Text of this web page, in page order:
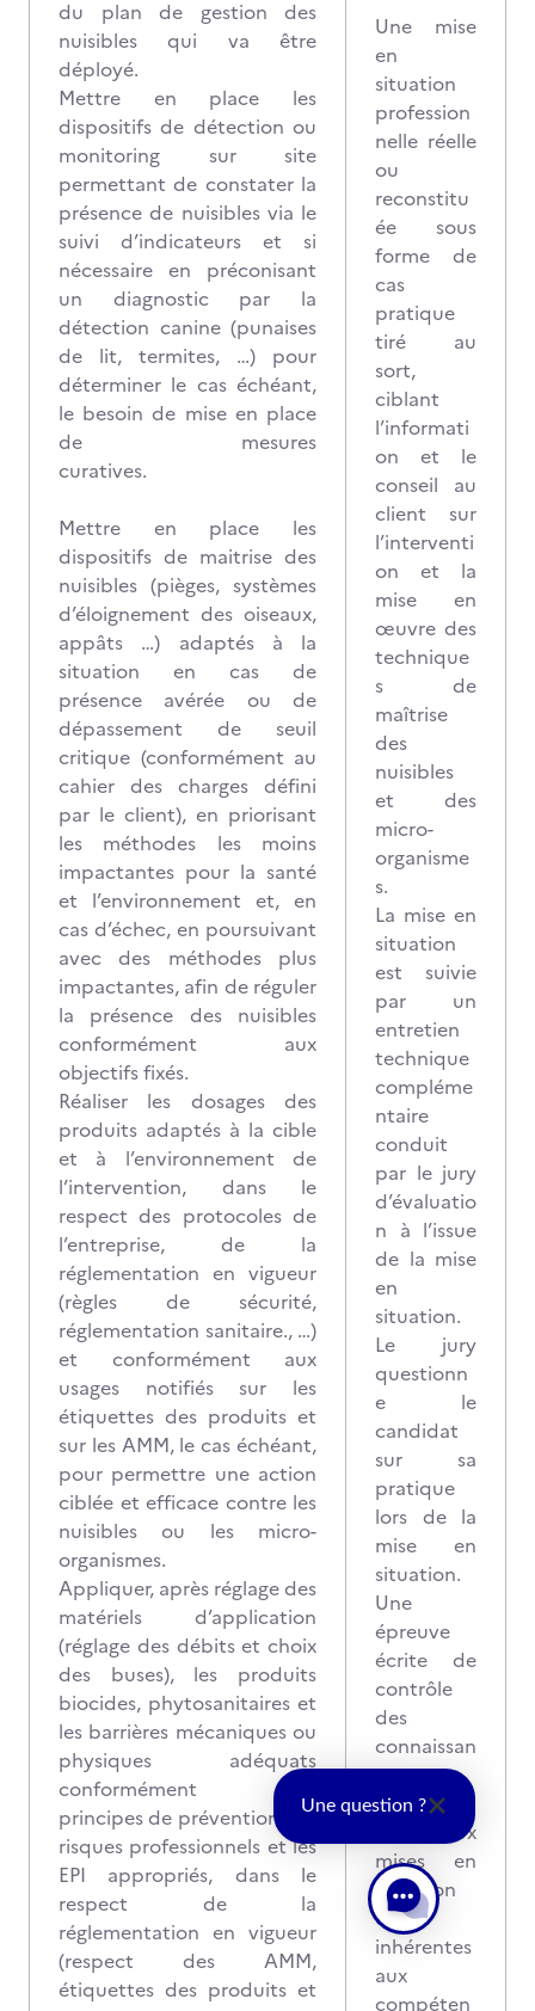
du plan de gestion des
nuisibles qui va être
déployé.
Mettre en place les
dispositifs de détection ou
monitoring sur site
permettant de constater la
présence de nuisibles via le
suivi d’indicateurs et si
nécessaire en préconisant
un diagnostic par la
détection canine (punaises
de lit, termites, …) pour
déterminer le cas échéant,
le besoin de mise en place
de mesures
curatives.
Mettre en place les
dispositifs de maitrise des
nuisibles (pièges, systèmes
d’éloignement des oiseaux,
appâts …) adaptés à la
situation en cas de
présence avérée ou de
dépassement de seuil
critique (conformément au
cahier des charges défini
par le client), en priorisant
les méthodes les moins
impactantes pour la santé
et l’environnement et, en
cas d’échec, en poursuivant
avec des méthodes plus
impactantes, afin de réguler
la présence des nuisibles
conformément aux
objectifs fixés.
Réaliser les dosages des
produits adaptés à la cible
et à l’environnement de
l’intervention, dans le
respect des protocoles de
l’entreprise, de la
réglementation en vigueur
(règles de sécurité,
réglementation sanitaire., …)
et conformément aux
usages notifiés sur les
étiquettes des produits et
sur les AMM, le cas échéant,
pour permettre une action
ciblée et efficace contre les
nuisibles ou les micro-
organismes.
Appliquer, après réglage des
matériels d’application
(réglage des débits et choix
des buses), les produits
biocides, phytosanitaires et
les barrières mécaniques ou
physiques adéquats
conformément aux
principes de prévention des
risques professionnels et les
EPI appropriés, dans le
respect de la
réglementation en vigueur
(respect des AMM,
étiquettes des produits et
Une mise
en
situation
profession
nelle réelle
ou
reconstitu
ée sous
forme de
cas
pratique
tiré au
sort,
ciblant
l’informati
on et le
conseil au
client sur
l’interventi
on et la
mise en
œuvre des
technique
s de
maîtrise
des
nuisibles
et des
micro-
organisme
s.
La mise en
situation
est suivie
par un
entretien
technique
compléme
ntaire
conduit
par le jury
d’évaluatio
n à l’issue
de la mise
en
situation.
Le jury
questionn
e le
candidat
sur sa
pratique
lors de la
mise en
situation.
Une
épreuve
écrite de
contrôle
des
connaissan
ces
compléme
ntaire aux
mises en
situation
et
inhérentes
aux
compéten
Une question ?